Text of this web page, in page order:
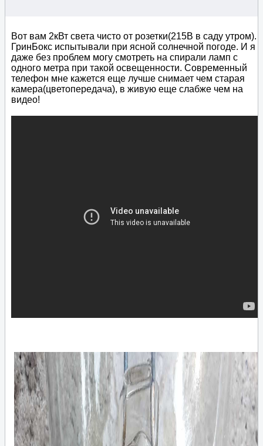
Вот вам 2кВт света чисто от розетки(215В в саду утром).
ГринБокс испытывали при ясной солнечной погоде. И я
даже без проблем могу смотреть на спирали ламп с
одного метра при такой освещенности. Современный
телефон мне кажется еще лучше снимает чем старая
камера(цветопередача), в живую еще слабже чем на
видео!